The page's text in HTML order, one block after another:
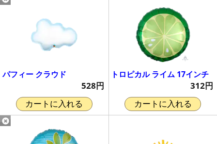
パフィー クラウド
528円
カートに入れる
トロピカル ライム 17インチ
312円
カートに入れる